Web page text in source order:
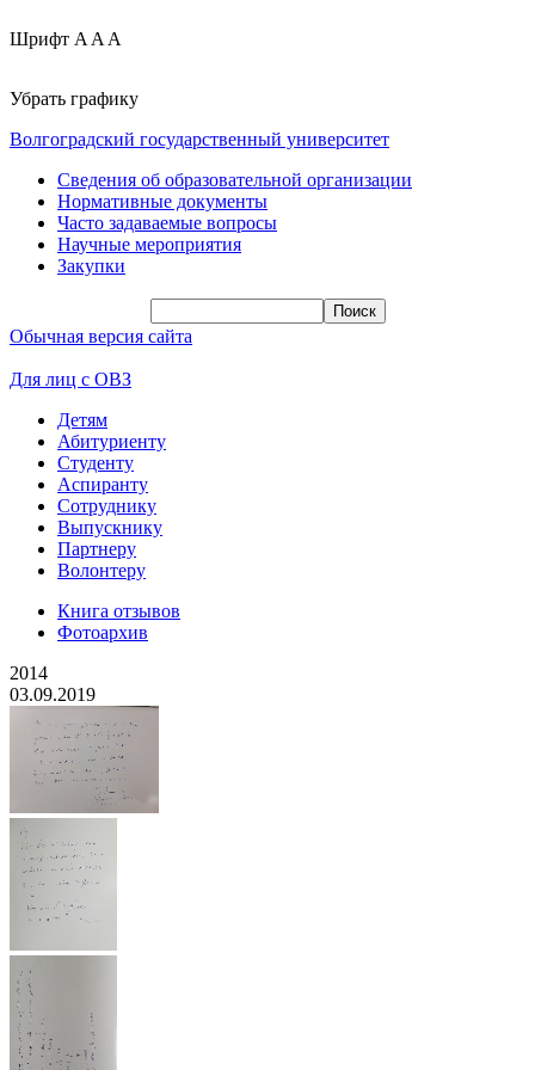
Шрифт A A A
Убрать графику
Волгоградский государственный университет
Сведения об образовательной организации
Нормативные документы
Часто задаваемые вопросы
Научные мероприятия
Закупки
Обычная версия сайта
Для лиц с ОВЗ
Детям
Абитуриенту
Студенту
Аспиранту
Сотруднику
Выпускнику
Партнеру
Волонтеру
Книга отзывов
Фотоархив
2014
03.09.2019